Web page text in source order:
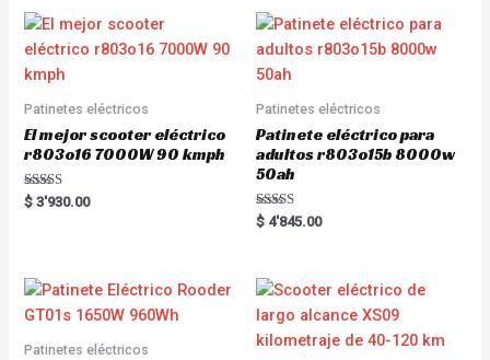
o
u
t
o
f
5
u
t
f
Patinetes eléctricos
El mejor scooter eléctrico
r803o16 7000W 90 kmph
Rated
5.00
$ 3'930.00
Patinetes eléctricos
Patinete eléctrico para
adultos r803o15b 8000w
50ah
Rated
5.00
$ 4'845.00
Patinetes eléctricos